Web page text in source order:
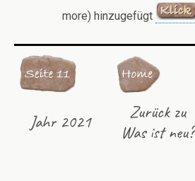
more) hinzugefügt
Jahr 2021
Zurück zu
Was ist neu?